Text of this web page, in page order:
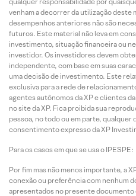
venham a decorrer da utilização deste
desempenhos anteriores não são
futuros. Este material não leva em
investimento, situação financeira ou
investidor. Os investidores devem
independente, com base em suas
uma decisão de investimento. Este
exclusiva para a rede de
agentes autônomos da XP e clientes
no site da XP. Fica proibida sua
pessoa, no todo ou em parte, qualquer
consentimento expresso da XP
Para os casos em que se usa o IPESPE:
Por fim mas não menos importante, a
conexão ou preferência com nenhum
apresentados no presente documento